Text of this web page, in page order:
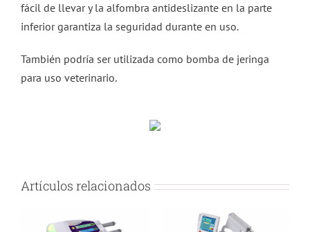
fácil de llevar y la alfombra antideslizante en la parte
inferior garantiza la seguridad durante en uso.
También podría ser utilizada como bomba de jeringa
para uso veterinario.
Artículos relacionados